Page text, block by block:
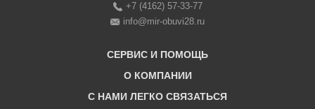
+7 (4162) 57-33-77
info@mir-obuvi28.ru
СЕРВИС И ПОМОЩЬ
Бонусная программа
О КОМПАНИИ
C НАМИ ЛЕГКО СВЯЗАТЬСЯ